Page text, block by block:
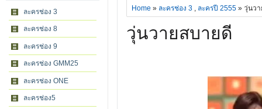
ละครช่อง 3
ละครช่อง 8
ละครช่อง 9
ละครช่อง GMM25
ละครช่อง ONE
ละครช่อง5
Home » ละครช่อง 3 , ละครปี 2555 » วุ่นว
วุ่นวายสบายดี